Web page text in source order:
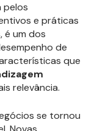
pelos
e práticas
é um dos
de
que
relevância.
se tornou